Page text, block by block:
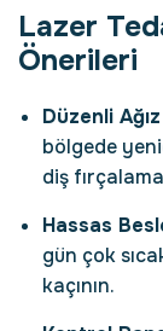
Lazer
Önerileri
Düzenli
bölgede
diş
Hassas
gün çok
kaçının.